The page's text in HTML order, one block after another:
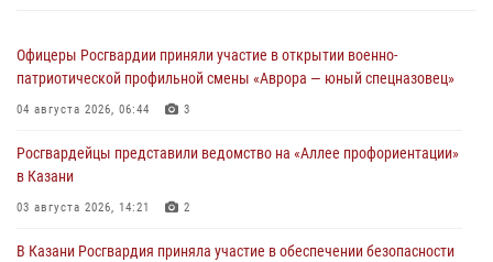
Офицеры Росгвардии приняли участие в открытии военно-
патриотической профильной смены «Аврора — юный спецназовец»
04 августа 2026, 06:44 3
Росгвардейцы представили ведомство на «Аллее профориентации»
в Казани
03 августа 2026, 14:21 2
В Казани Росгвардия приняла участие в обеспечении безопасности